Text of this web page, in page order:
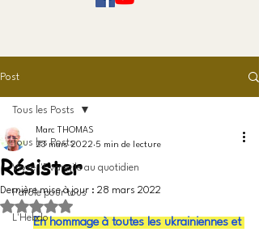
Post
Tous les Posts
Vivre l'Evangile au quotidien
Parole pour tous
L'Hebdo
Tous les Posts
Résister
Marc THOMAS
23 mars 2022 5 min de lecture
Dernière mise à jour : 28 mars 2022
Noté NaN étoiles sur 5.
En hommage à toutes les ukrainiennes et